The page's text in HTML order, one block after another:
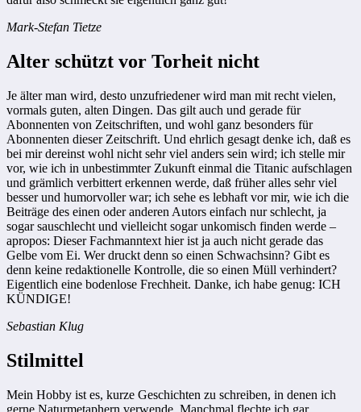
Mark-Stefan Tietze
Alter schützt vor Torheit nicht
Je älter man wird, desto unzufriedener wird man mit recht vielen,
vormals guten, alten Dingen. Das gilt auch und gerade für
Abonnenten von Zeitschriften, und wohl ganz besonders für
Abonnenten dieser Zeitschrift. Und ehrlich gesagt denke ich, daß es
bei mir dereinst wohl nicht sehr viel anders sein wird; ich stelle mir
vor, wie ich in unbestimmter Zukunft einmal die Titanic aufschlagen
und grämlich verbittert erkennen werde, daß früher alles sehr viel
besser und humorvoller war; ich sehe es lebhaft vor mir, wie ich die
Beiträge des einen oder anderen Autors einfach nur schlecht, ja
sogar sauschlecht und vielleicht sogar unkomisch finden werde –
apropos: Dieser Fachmanntext hier ist ja auch nicht gerade das
Gelbe vom Ei. Wer druckt denn so einen Schwachsinn? Gibt es
denn keine redaktionelle Kontrolle, die so einen Müll verhindert?
Eigentlich eine bodenlose Frechheit. Danke, ich habe genug: ICH
KÜNDIGE!
Sebastian Klug
Stilmittel
Mein Hobby ist es, kurze Geschichten zu schreiben, in denen ich
gerne Naturmetaphern verwende. Manchmal flechte ich gar